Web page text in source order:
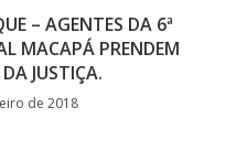
– AGENTES DA 6ª
MACAPÁ PRENDEM
JUSTIÇA.
de 2018